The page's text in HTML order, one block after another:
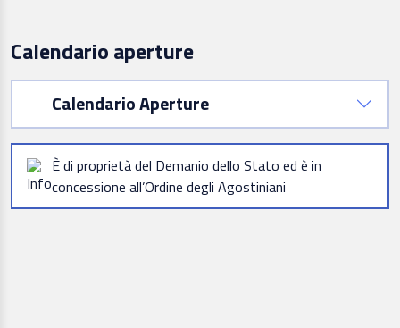
Calendario aperture
Calendario Aperture
È di proprietà del Demanio dello Stato ed è in
concessione all’Ordine degli Agostiniani